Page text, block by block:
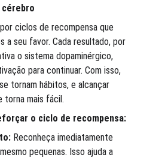
cérebro
ciclos de recompensa que
a seu favor. Cada resultado, por
o sistema dopaminérgico,
para continuar. Com isso,
tornam hábitos, e alcançar
torna mais fácil.
o ciclo de recompensa:
Reconheça imediatamente
pequenas. Isso ajuda a